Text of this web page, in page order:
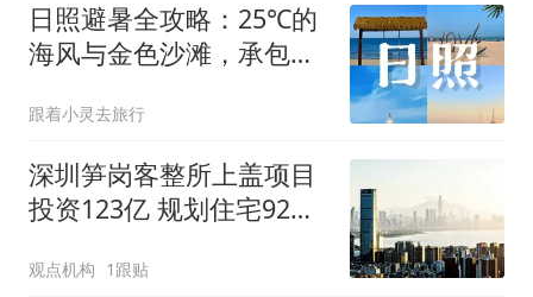
日照避暑全攻略：25℃的
海风与金色沙滩，承包你
跟着小灵去旅行
深圳笋岗客整所上盖项目
投资123亿 规划住宅92万
观点机构 1跟贴